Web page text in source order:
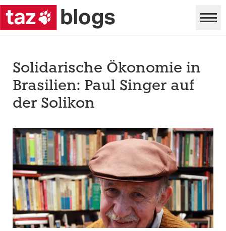
Solidarische Ökonomie in
Brasilien: Paul Singer auf
der Solikon